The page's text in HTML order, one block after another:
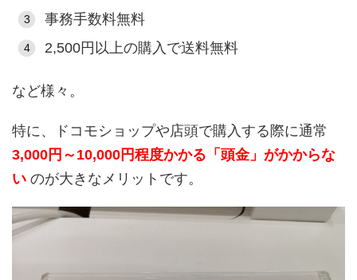
事務手数料無料
2,500円以上の購入で送料無料
など様々。
特に、ドコモショップや店頭で購入する際に通常
3,000円～10,000円程度かかる「頭金」がかからな
い のが大きなメリットです。